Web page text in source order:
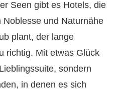
Seen gibt es Hotels, die
und Naturnähe
plant, der lange
richtig. Mit etwas Glück
sondern
in denen es sich